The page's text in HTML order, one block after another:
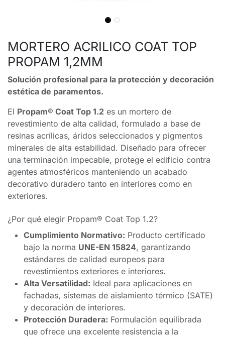
MORTERO ACRILICO COAT TOP
PROPAM 1,2MM
Solución profesional para la protección y decoración
estética de paramentos.
El Propam® Coat Top 1.2 es un mortero de
revestimiento de alta calidad, formulado a base de
resinas acrílicas, áridos seleccionados y pigmentos
minerales de alta estabilidad. Diseñado para ofrecer
una terminación impecable, protege el edificio contra
agentes atmosféricos manteniendo un acabado
decorativo duradero tanto en interiores como en
exteriores.
¿Por qué elegir Propam® Coat Top 1.2?
Cumplimiento Normativo: Producto certificado
bajo la norma UNE-EN 15824, garantizando
estándares de calidad europeos para
revestimientos exteriores e interiores.
Alta Versatilidad: Ideal para aplicaciones en
fachadas, sistemas de aislamiento térmico (SATE)
y decoración de interiores.
Protección Duradera: Formulación equilibrada
que ofrece una excelente resistencia a la